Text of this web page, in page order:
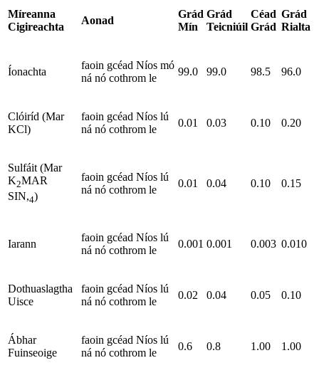
Míreanna
Cigireachta
Aonad
Grád
Mín
Grád
Teicniúil
Céad
Grád
Grád
Rialta
Íonachta
faoin gcéad Níos mó
ná nó cothrom le
99.0 99.0 98.5 96.0
Clóiríd (Mar
KCl)
faoin gcéad Níos lú
ná nó cothrom le
0.01 0.03 0.10 0.20
Sulfáit (Mar
K2MAR
SIN,4)
faoin gcéad Níos lú
ná nó cothrom le
0.01 0.04 0.10 0.15
Iarann
faoin gcéad Níos lú
ná nó cothrom le
0.001 0.001 0.003 0.010
Dothuaslagtha
Uisce
faoin gcéad Níos lú
ná nó cothrom le
0.02 0.04 0.05 0.10
Ábhar
Fuinseoige
faoin gcéad Níos lú
ná nó cothrom le
0.6 0.8 1.00 1.00